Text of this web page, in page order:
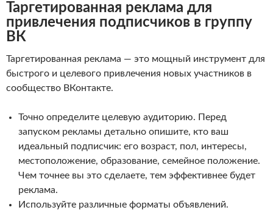
Таргетированная реклама для
привлечения подписчиков в группу
ВК
Таргетированная реклама — это мощный инструмент для
быстрого и целевого привлечения новых участников в
сообщество ВКонтакте.
Точно определите целевую аудиторию. Перед
запуском рекламы детально опишите, кто ваш
идеальный подписчик: его возраст, пол, интересы,
местоположение, образование, семейное положение.
Чем точнее вы это сделаете, тем эффективнее будет
реклама.
Используйте различные форматы объявлений.